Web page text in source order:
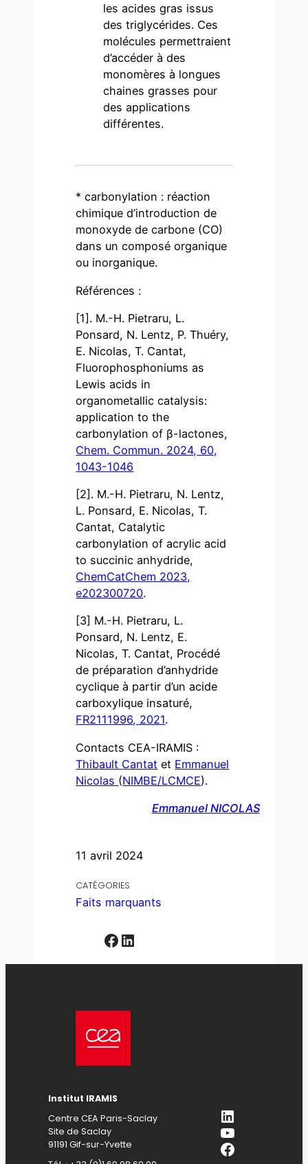
11 avril 2024
CATÉGORIES
Faits marquants
Facebook LinkedIn
les acides gras issus
des triglycérides. Ces
molécules permettraient
d’accéder à des
monomères à longues
chaines grasses pour
des applications
différentes.
* carbonylation : réaction
chimique d’introduction de
monoxyde de carbone (CO)
dans un composé organique
ou inorganique.
Références :
[1]. M.-H. Pietraru, L.
Ponsard, N. Lentz, P. Thuéry,
E. Nicolas, T. Cantat,
Fluorophosphoniums as
Lewis acids in
organometallic catalysis:
application to the
carbonylation of β-lactones,
Chem. Commun. 2024, 60,
1043-1046
[2]. M.-H. Pietraru, N. Lentz,
L. Ponsard, E. Nicolas, T.
Cantat, Catalytic
carbonylation of acrylic acid
to succinic anhydride,
ChemCatChem 2023,
e202300720.
[3] M.-H. Pietraru, L.
Ponsard, N. Lentz, E.
Nicolas, T. Cantat, Procédé
de préparation d’anhydride
cyclique à partir d’un acide
carboxylique insaturé,
FR2111996, 2021.
Contacts CEA-IRAMIS :
Thibault Cantat et Emmanuel
Nicolas (NIMBE/LCMCE).
Emmanuel NICOLAS
Institut IRAMIS
Centre CEA Paris-Saclay
Site de Saclay
91191 Gif-sur-Yvette
LinkedIn
YouTube
Facebook